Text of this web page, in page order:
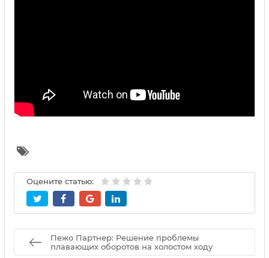
Оцените статью:
Пежо Партнер: Решение проблемы
плавающих оборотов на холостом ходу